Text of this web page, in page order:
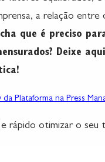
a relação entre
que é preciso
Deixe
Plataforma na Press
e rápido otimizar o